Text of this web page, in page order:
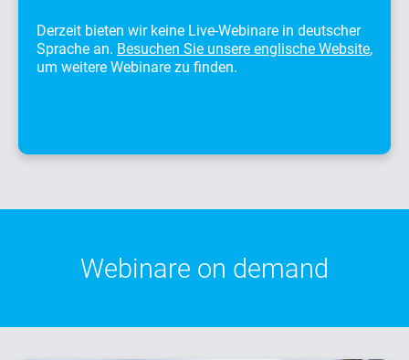
Derzeit bieten wir keine Live-Webinare in deutscher
Sprache an. Besuchen Sie unsere englische Website,
um weitere Webinare zu finden.
Webinare on demand